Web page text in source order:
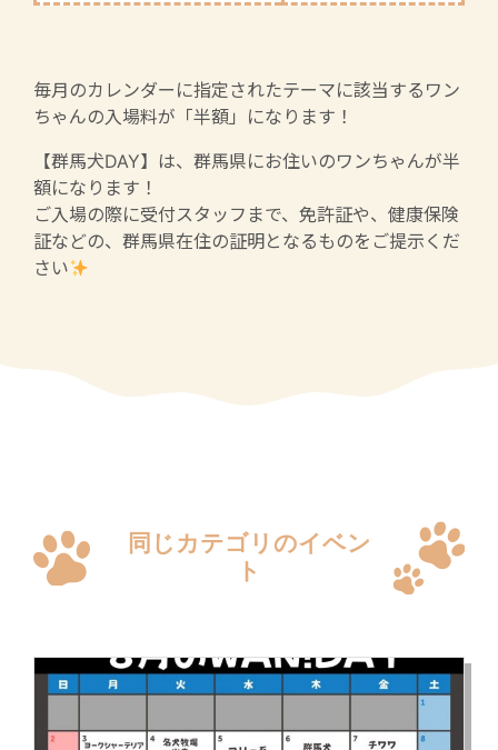
毎月のカレンダーに指定されたテーマに該当するワン
ちゃんの入場料が「半額」になります！
【群馬犬DAY】は、群馬県にお住いのワンちゃんが半
額になります！
ご入場の際に受付スタッフまで、免許証や、健康保険
証などの、群馬県在住の証明となるものをご提示くだ
さい
同じカテゴリのイベン
ト